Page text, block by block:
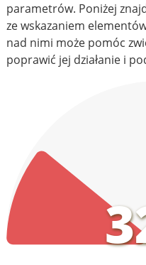
parametrów. Poniżej
ze wskazaniem
nad nimi może pomóc
poprawić jej działanie i